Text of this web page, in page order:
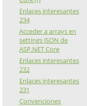
Enlaces interesantes
234
Acceder a arrays en
settings JSON de
ASP.NET Core
Enlaces interesantes
232
Enlaces interesantes
231
Convenciones